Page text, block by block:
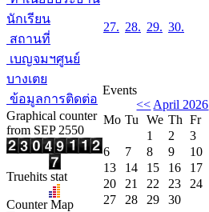
นักเรียน
สถานที่
เบญจมฯศูนย์
บางเตย
ข้อมูลการติดต่อ
Graphical counter
from SEP 2550
Truehits stat
Counter Map
27. 28. 29. 30.
Events
<< April 2026
Mo Tu We Th Fr
1
2 3
6
7 8 9 10
13
14 15 16 17
20
21 22 23 24
27
28 29 30